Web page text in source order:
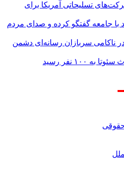
تسلیحاتی آمریکا برای
با جامعه گفتگو کرده و صدای مردم
ناکامی سربازان رسانه‌ای دشمن
۱۰۰ نفر رسید
حقوقی